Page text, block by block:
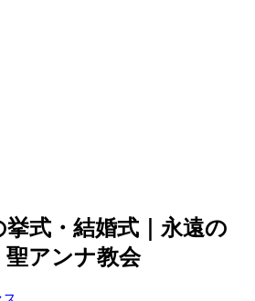
式・結婚式｜永遠の
アンナ教会